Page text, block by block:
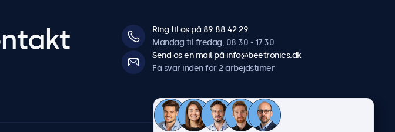
Ring til os på 89 88 42 29
Mandag til fredag, 08:30 - 17:30
Send os en mail på info@beetronics.dk
Få svar inden for 2 arbejdstimer